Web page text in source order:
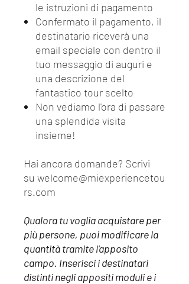
le istruzioni di pagamento
Confermato il pagamento, il
destinatario riceverà una
email speciale con dentro il
tuo messaggio di auguri e
una descrizione del
fantastico tour scelto
Non vediamo l'ora di passare
una splendida visita
insieme!
Hai ancora domande? Scrivi
su welcome@miexperiencetou
rs.com
Qualora tu voglia acquistare per
più persone, puoi modificare la
quantità tramite l'apposito
campo. Inserisci i destinatari
distinti negli appositi moduli e i